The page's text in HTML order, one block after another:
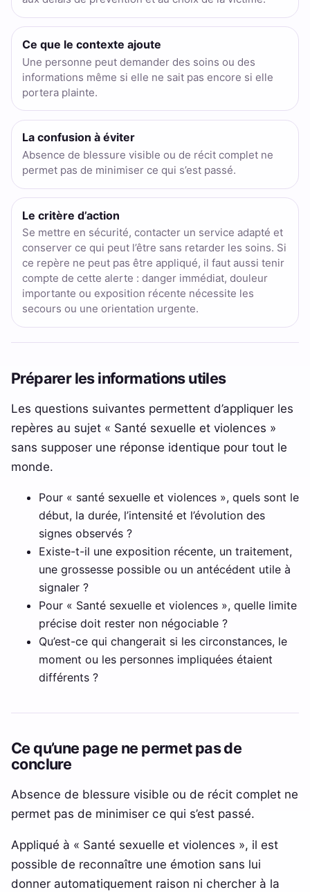
Ce que le contexte ajoute
Une personne peut demander des soins ou des
informations même si elle ne sait pas encore si elle
portera plainte.
La confusion à éviter
Absence de blessure visible ou de récit complet ne
permet pas de minimiser ce qui s’est passé.
Le critère d’action
Se mettre en sécurité, contacter un service adapté et
conserver ce qui peut l’être sans retarder les soins. Si
ce repère ne peut pas être appliqué, il faut aussi tenir
compte de cette alerte : danger immédiat, douleur
importante ou exposition récente nécessite les
secours ou une orientation urgente.
Préparer les informations utiles
Les questions suivantes permettent d’appliquer les
repères au sujet « Santé sexuelle et violences »
sans supposer une réponse identique pour tout le
monde.
Pour « santé sexuelle et violences », quels sont le
début, la durée, l’intensité et l’évolution des
signes observés ?
Existe-t-il une exposition récente, un traitement,
une grossesse possible ou un antécédent utile à
signaler ?
Pour « Santé sexuelle et violences », quelle limite
précise doit rester non négociable ?
Qu’est-ce qui changerait si les circonstances, le
moment ou les personnes impliquées étaient
différents ?
Ce qu’une page ne permet pas de
conclure
Absence de blessure visible ou de récit complet ne
permet pas de minimiser ce qui s’est passé.
Appliqué à « Santé sexuelle et violences », il est
possible de reconnaître une émotion sans lui
donner automatiquement raison ni chercher à la